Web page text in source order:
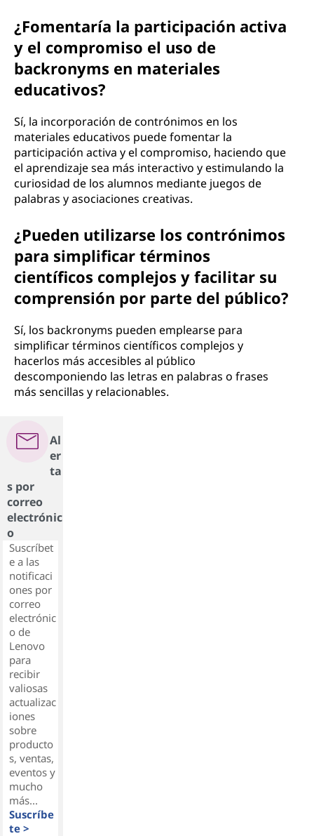
¿Fomentaría la participación activa
y el compromiso el uso de
backronyms en materiales
educativos?
Sí, la incorporación de contrónimos en los
materiales educativos puede fomentar la
participación activa y el compromiso, haciendo que
el aprendizaje sea más interactivo y estimulando la
curiosidad de los alumnos mediante juegos de
palabras y asociaciones creativas.
¿Pueden utilizarse los contrónimos
para simplificar términos
científicos complejos y facilitar su
comprensión por parte del público?
Sí, los backronyms pueden emplearse para
simplificar términos científicos complejos y
hacerlos más accesibles al público
descomponiendo las letras en palabras o frases
más sencillas y relacionables.
Al
er
ta
s por
correo
electrónic
o
Suscríbet
e a las
notificaci
ones por
correo
electrónic
o de
Lenovo
para
recibir
valiosas
actualizac
iones
sobre
producto
s, ventas,
eventos y
mucho
más...
Suscríbe
te >